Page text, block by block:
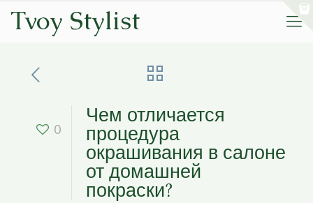
Tvoy Stylist
0
Чем отличается
процедура
окрашивания в салоне
от домашней
покраски?